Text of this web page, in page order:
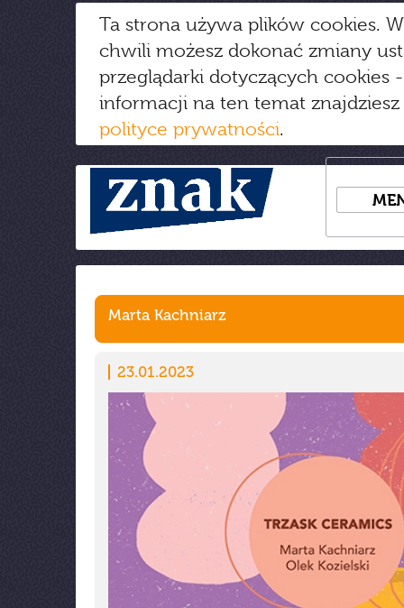
Ta strona używa plików cookies.
chwili możesz dokonać zmiany
przeglądarki dotyczących cookies
informacji na ten temat
polityce prywatności.
Marta Kachniarz
23.01.2023